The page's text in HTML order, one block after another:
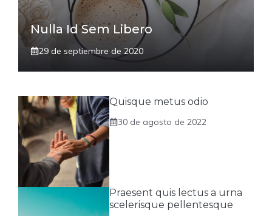
Nulla Id Sem Libero
29 de septiembre de 2020
Quisque metus odio
30 de agosto de 2022
Praesent quis lectus a urna
scelerisque pellentesque